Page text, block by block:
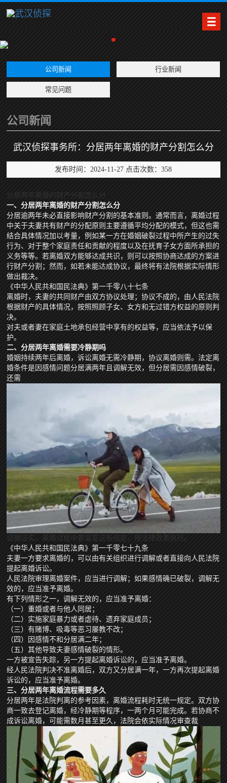
公司新闻 行业新闻
常见问题
公司新闻
武汉侦探事务所：分居两年离婚的财产分割怎么分
发布时间：2024-11-27 点击次数：358
分居两年离婚的财产分割怎么分
一、分居两年离婚的财产分割怎么分
分居逾两年未必直接影响财产分割的基本准则。通常而言，离婚过程
中关于夫妻共有财产的分配原则主要遵循平均分配的模式，但这也需
结合具体情况加以考量，例如某一方在婚姻破裂过程中所产生的过失
行为、对于整个家庭责任和贡献的程度以及在抚育子女方面所承担的
义务等等。若离婚双方能够达成共识，则可以按照协商达成的方案进
行财产分割；然而，如若未能达成协议，最终将有法院根据实际情形
做出裁决。
《中华人民共和国民法典》第一千零八十七条
离婚时，夫妻的共同财产由双方协议处理；协议不成的，由人民法院
根据财产的具体情况，按照照顾子女、女方和无过错方权益的原则判
决。
对夫或者妻在家庭土地承包经营中享有的权益等，应当依法予以保
护。
二、分居两年离婚需要冷静期吗
婚姻持续两年后离婚，诉讼离婚无需冷静期，协议离婚则需。法定离
婚条件是因感情问题分居满两年且调解无效，但分居需因感情破裂，
还需
证据证实。离婚过程中要留意这些规定，按法律政策执行。
《中华人民共和国民法典》第一千零七十九条
夫妻一方要求离婚的，可以由有关组织进行调解或者直接向人民法院
提起离婚诉讼。
人民法院审理离婚案件，应当进行调解；如果感情确已破裂，调解无
效的，应当准予离婚。
有下列情形之一，调解无效的，应当准予离婚：
（一）重婚或者与他人同居；
（二）实施家庭暴力或者虐待、遗弃家庭成员；
（三）有赌博、吸毒等恶习屡教不改；
（四）因感情不和分居满二年；
（五）其他导致夫妻感情破裂的情形。
一方被宣告失踪，另一方提起离婚诉讼的，应当准予离婚。
经人民法院判决不准离婚后，双方又分居满一年，一方再次提起离婚
诉讼的，应当准予离婚。
三、分居两年离婚流程需要多久
分居两年是法院判离的参考因素，离婚流程耗时无统一规定。双方协
商一致去登记离婚，经冷静期等程序，一两个月可能完成。若协商不
成诉讼离婚，可能需数月甚至更久，法院会依实际情况审查裁